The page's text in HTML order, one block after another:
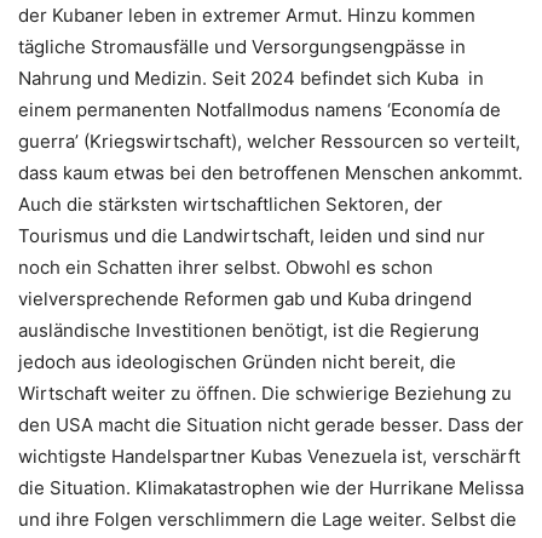
der Kubaner leben in extremer Armut. Hinzu kommen
tägliche Stromausfälle und Versorgungsengpässe in
Nahrung und Medizin. Seit 2024 befindet sich Kuba in
einem permanenten Notfallmodus namens ‘Economía de
guerra’ (Kriegswirtschaft), welcher Ressourcen so verteilt,
dass kaum etwas bei den betroffenen Menschen ankommt.
Auch die stärksten wirtschaftlichen Sektoren, der
Tourismus und die Landwirtschaft, leiden und sind nur
noch ein Schatten ihrer selbst. Obwohl es schon
vielversprechende Reformen gab und Kuba dringend
ausländische Investitionen benötigt, ist die Regierung
jedoch aus ideologischen Gründen nicht bereit, die
Wirtschaft weiter zu öffnen. Die schwierige Beziehung zu
den USA macht die Situation nicht gerade besser. Dass der
wichtigste Handelspartner Kubas Venezuela ist, verschärft
die Situation. Klimakatastrophen wie der Hurrikane Melissa
und ihre Folgen verschlimmern die Lage weiter. Selbst die